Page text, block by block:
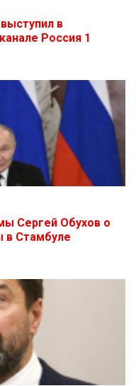
в
Россия 1
Сергей Обухов о
в Стамбуле